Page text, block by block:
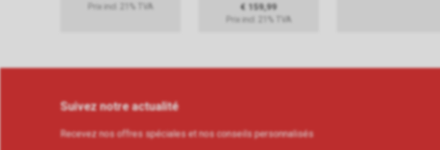
Prix incl. 21% TVA € 159,99
Prix incl. 21% TVA
Suivez notre actualité
Recevez nos offres spéciales et nos conseils personnalisés